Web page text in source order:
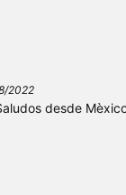
2022
desde